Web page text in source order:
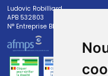
Ludovic Robilliard
APB 532803
N° Entreprise BE0447.382.113